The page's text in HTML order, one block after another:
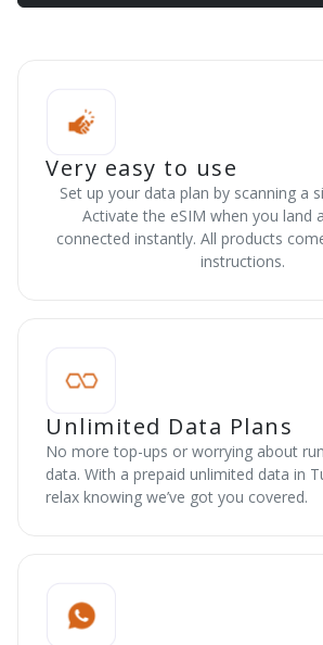
Very easy to use
Set up your data plan by scanning a
Activate the eSIM when you land
connected instantly. All products
instructions.
Unlimited Data Plans
No more top-ups or worrying about
data. With a prepaid unlimited data in
relax knowing we’ve got you covered.